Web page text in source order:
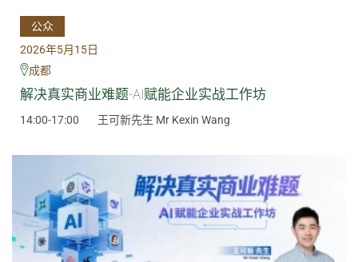
公众
2026年5月15日
成都
解决真实商业难题-AI赋能企业实战工作坊
14:00-17:00 王可新先生 Mr Kexin Wang